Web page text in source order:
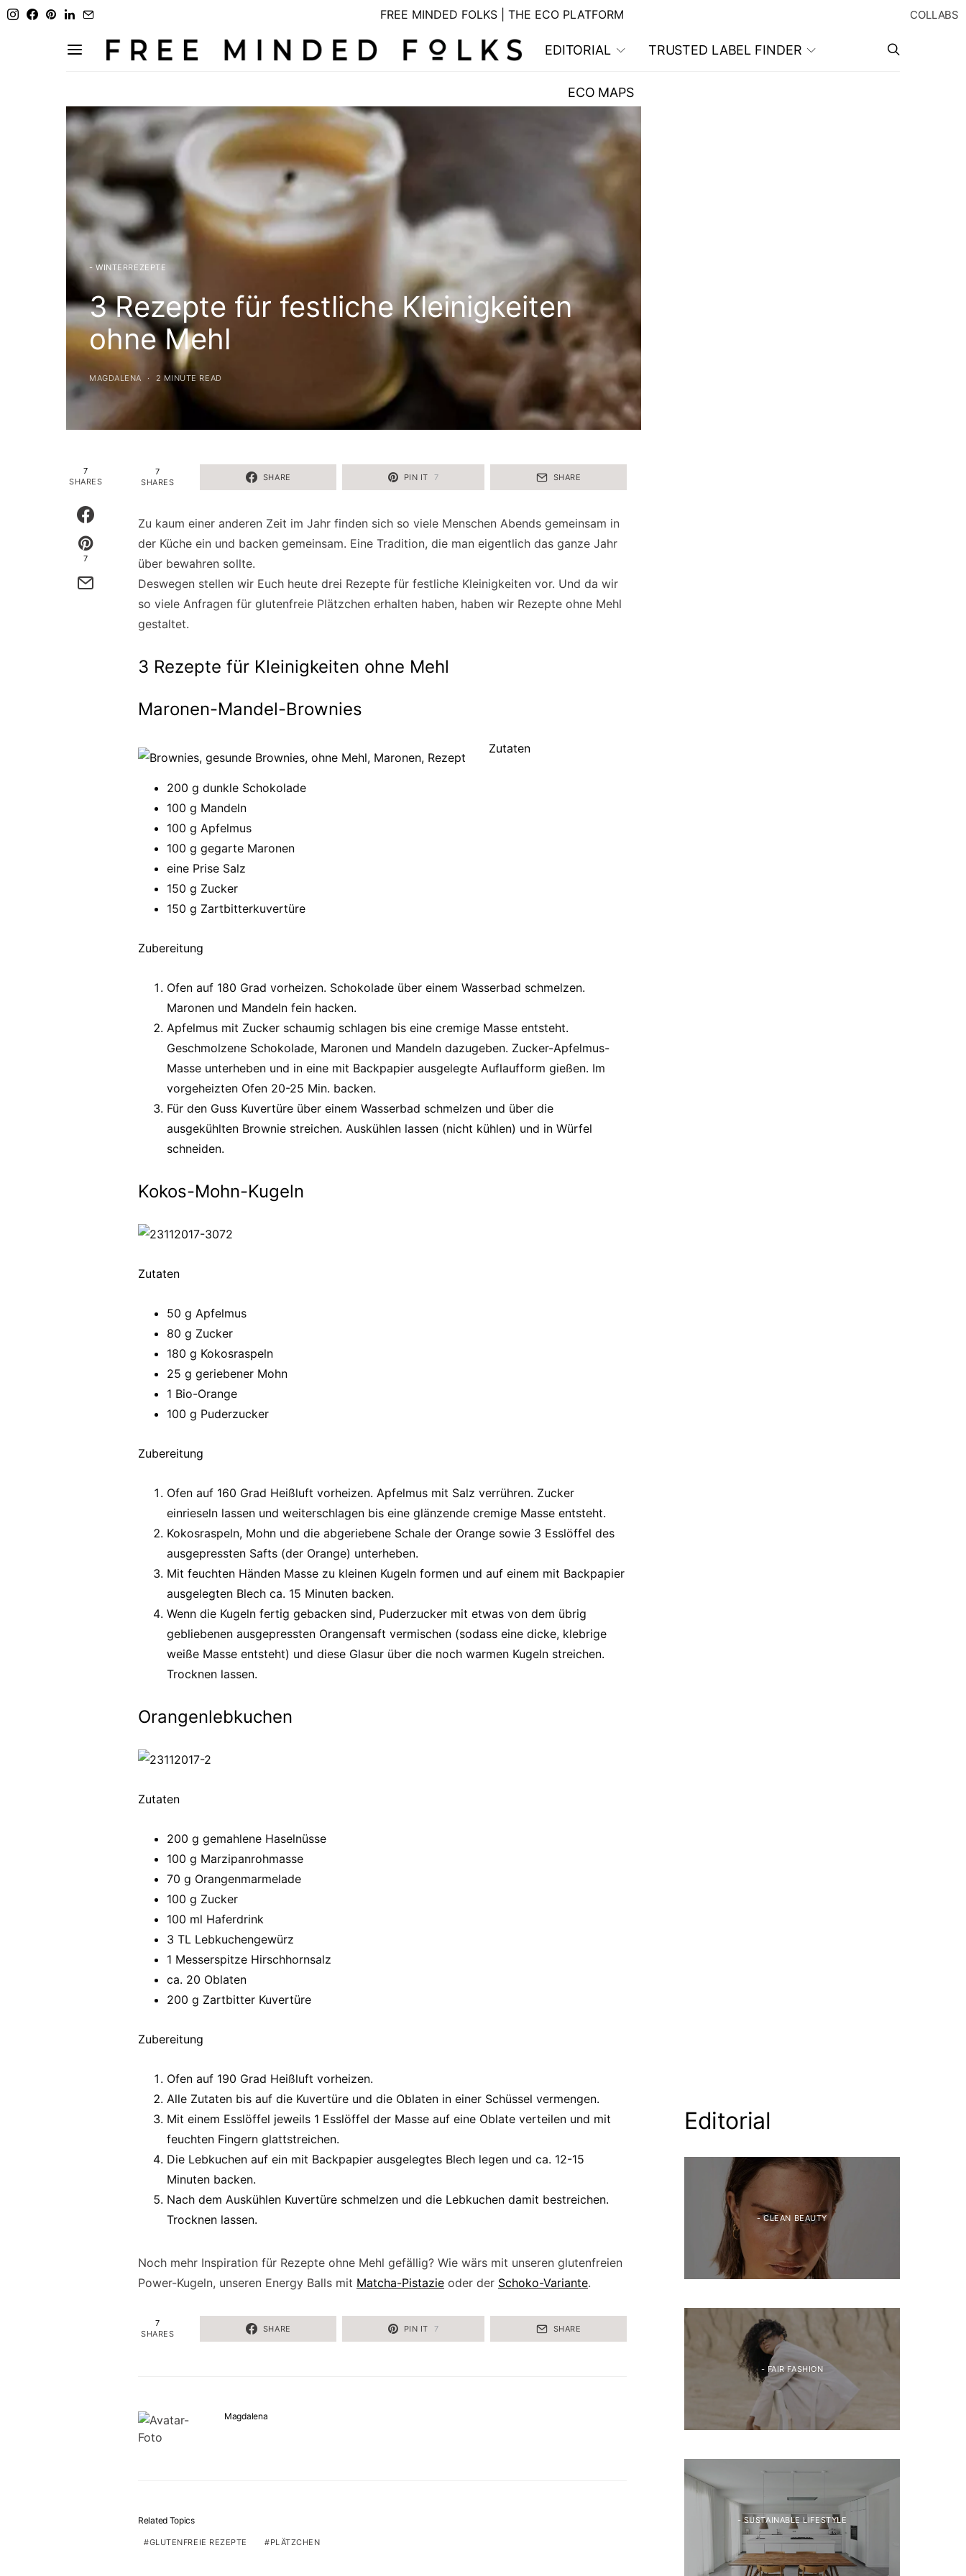
FREE MINDED FOLKS | THE ECO PLATFORM COLLABS
EDITORIAL TRUSTED LABEL FINDER
ECO MAPS
- WINTERREZEPTE
3 Rezepte für festliche Kleinigkeiten
ohne Mehl
MAGDALENA 2 MINUTE READ
7
SHARES
7
7
SHARES
SHARE PIN IT 7 SHARE
Zu kaum einer anderen Zeit im Jahr finden sich so viele Menschen Abends gemeinsam in
der Küche ein und backen gemeinsam. Eine Tradition, die man eigentlich das ganze Jahr
über bewahren sollte.
Deswegen stellen wir Euch heute drei Rezepte für festliche Kleinigkeiten vor. Und da wir
so viele Anfragen für glutenfreie Plätzchen erhalten haben, haben wir Rezepte ohne Mehl
gestaltet.
3 Rezepte für Kleinigkeiten ohne Mehl
Maronen-Mandel-Brownies
Zutaten
200 g dunkle Schokolade
100 g Mandeln
100 g Apfelmus
100 g gegarte Maronen
eine Prise Salz
150 g Zucker
150 g Zartbitterkuvertüre
Zubereitung
Ofen auf 180 Grad vorheizen. Schokolade über einem Wasserbad schmelzen.
Maronen und Mandeln fein hacken.
Apfelmus mit Zucker schaumig schlagen bis eine cremige Masse entsteht.
Geschmolzene Schokolade, Maronen und Mandeln dazugeben. Zucker-Apfelmus-
Masse unterheben und in eine mit Backpapier ausgelegte Auflaufform gießen. Im
vorgeheizten Ofen 20-25 Min. backen.
Für den Guss Kuvertüre über einem Wasserbad schmelzen und über die
ausgekühlten Brownie streichen. Auskühlen lassen (nicht kühlen) und in Würfel
schneiden.
Kokos-Mohn-Kugeln
Zutaten
50 g Apfelmus
80 g Zucker
180 g Kokosraspeln
25 g geriebener Mohn
1 Bio-Orange
100 g Puderzucker
Zubereitung
Ofen auf 160 Grad Heißluft vorheizen. Apfelmus mit Salz verrühren. Zucker
einrieseln lassen und weiterschlagen bis eine glänzende cremige Masse entsteht.
Kokosraspeln, Mohn und die abgeriebene Schale der Orange sowie 3 Esslöffel des
ausgepressten Safts (der Orange) unterheben.
Mit feuchten Händen Masse zu kleinen Kugeln formen und auf einem mit Backpapier
ausgelegten Blech ca. 15 Minuten backen.
Wenn die Kugeln fertig gebacken sind, Puderzucker mit etwas von dem übrig
gebliebenen ausgepressten Orangensaft vermischen (sodass eine dicke, klebrige
weiße Masse entsteht) und diese Glasur über die noch warmen Kugeln streichen.
Trocknen lassen.
Orangenlebkuchen
Zutaten
200 g gemahlene Haselnüsse
100 g Marzipanrohmasse
70 g Orangenmarmelade
100 g Zucker
100 ml Haferdrink
3 TL Lebkuchengewürz
1 Messerspitze Hirschhornsalz
ca. 20 Oblaten
200 g Zartbitter Kuvertüre
Zubereitung
Ofen auf 190 Grad Heißluft vorheizen.
Alle Zutaten bis auf die Kuvertüre und die Oblaten in einer Schüssel vermengen.
Mit einem Esslöffel jeweils 1 Esslöffel der Masse auf eine Oblate verteilen und mit
feuchten Fingern glattstreichen.
Die Lebkuchen auf ein mit Backpapier ausgelegtes Blech legen und ca. 12-15
Minuten backen.
Nach dem Auskühlen Kuvertüre schmelzen und die Lebkuchen damit bestreichen.
Trocknen lassen.
Noch mehr Inspiration für Rezepte ohne Mehl gefällig? Wie wärs mit unseren glutenfreien
Power-Kugeln, unseren Energy Balls mit Matcha-Pistazie oder der Schoko-Variante.
7
SHARES
SHARE PIN IT 7 SHARE
Magdalena
Related Topics
GLUTENFREIE REZEPTE PLÄTZCHEN
Editorial
- CLEAN BEAUTY
- FAIR FASHION
- SUSTAINABLE LIFESTYLE